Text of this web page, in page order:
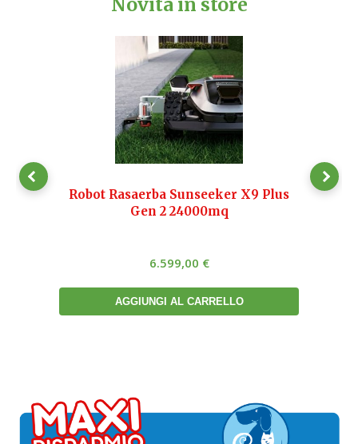
Novità in store
Robot Rasaerba Sunseeker X9 Plus
Gen 2 24000mq
6.599,00 €
AGGIUNGI AL CARRELLO